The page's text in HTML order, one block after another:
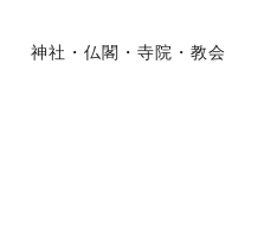
神社・仏閣・寺院・教会